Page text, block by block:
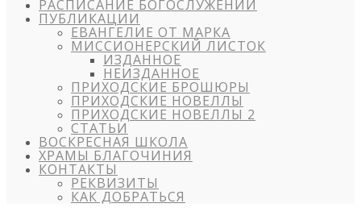
РАСПИСАНИЕ БОГОСЛУЖЕНИЙ
ПУБЛИКАЦИИ
ЕВАНГЕЛИЕ ОТ МАРКА
МИССИОНЕРСКИЙ ЛИСТОК
ИЗДАННОЕ
НЕИЗДАННОЕ
ПРИХОДСКИЕ БРОШЮРЫ
ПРИХОДСКИЕ НОВЕЛЛЫ
ПРИХОДСКИЕ НОВЕЛЛЫ 2
СТАТЬИ
ВОСКРЕСНАЯ ШКОЛА
ХРАМЫ БЛАГОЧИНИЯ
КОНТАКТЫ
РЕКВИЗИТЫ
КАК ДОБРАТЬСЯ